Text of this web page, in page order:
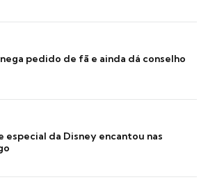
pedido de fã e ainda dá conselho
especial da Disney encantou nas